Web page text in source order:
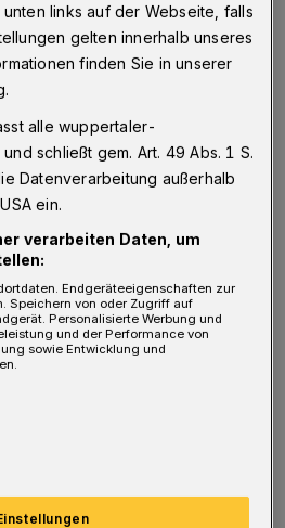
Slawig und
Stefan Kühn sind sich
gäbe es vieles in
Unabhängig
Thema angesprochen,
Beispiel das
und
viele Facetten für mehr
gemacht hat – und
links auf der Webseite, falls
gelten innerhalb unseres
finden Sie in unserer
alle wuppertaler-
schließt gem. Art. 49 Abs. 1 S.
Datenverarbeitung außerhalb
ein.
verarbeiten Daten, um
Endgeräteeigenschaften zur
Speichern von oder Zugriff auf
Personalisierte Werbung und
und der Performance von
sowie Entwicklung und